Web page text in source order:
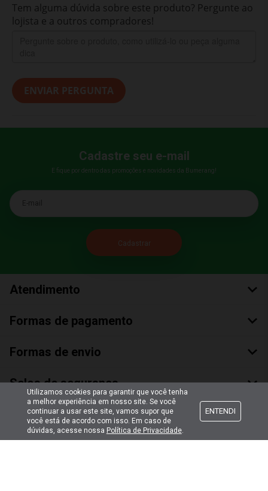
Tem alguma dúvida sobre este produto? Pergunte ao
lojista e a outros compradores!
ENVIAR PERGUNTA
Cadastre seu e-mail
E fique por dentro das promoções e novidades da Bumerang!
E-mail
Atendimento
Formas de pagamento
Formas de envio
Selos de segurança
Utilizamos cookies para garantir que você tenha
a melhor experiência em nosso site. Se você
continuar a usar este site, vamos supor que
você está de acordo com isso. Em caso de
dúvidas, acesse nossa Política de Privacidade.
ENTENDI